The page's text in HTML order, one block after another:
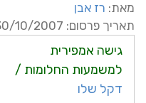
מאת: רז אבן
תאריך פרסום: 30/10/2007
גישה אמפירית
למשמעות החלומות /
דקל שלו